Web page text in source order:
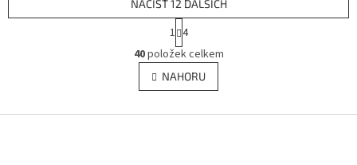
O
v
l
á
NAČÍST 12 DALŠÍCH
t
r
á
n
k
v
1 4
40položek celkem
NAHORU